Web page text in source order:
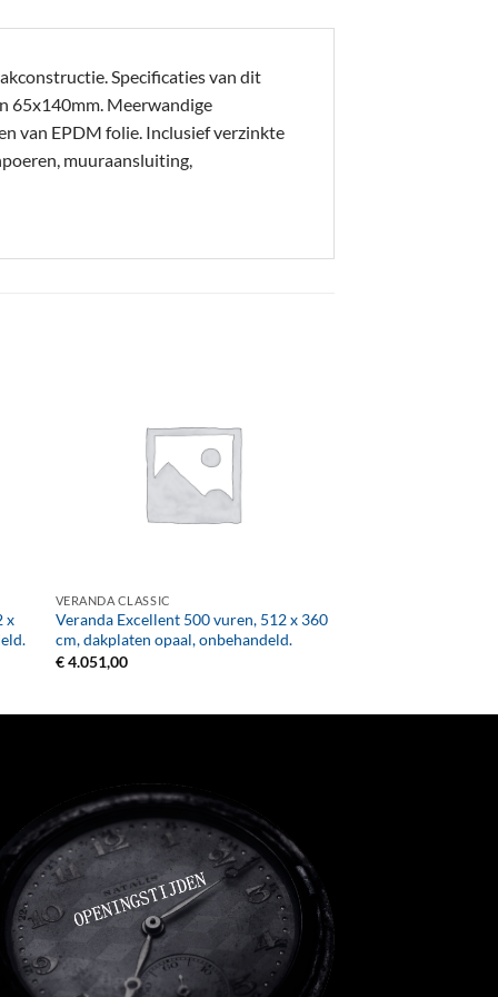
Specificaties van dit
65x140mm. Meerwandige
van EPDM folie. Inclusief verzinkte
muuraansluiting,
x
VERANDA CLASSIC
Veranda Excellent 500 vuren, 512 x 360
cm, dakplaten opaal, onbehandeld.
€4.051,00